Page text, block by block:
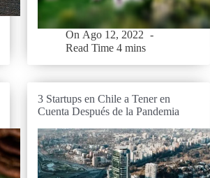
On Ago 12, 2022
Read Time 4 mins
3 Startups en Chile a Tener en
Cuenta Después de la Pandemia